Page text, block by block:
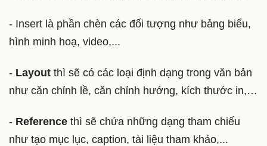
- Insert là phần chèn các đối tượng như bảng biểu,
hình minh hoạ, video,...
- Layout thì sẽ có các loại định dạng trong văn bản
như căn chỉnh lề, căn chỉnh hướng, kích thước in,…
- Reference thì sẽ chứa những dạng tham chiếu
như tạo mục lục, caption, tài liệu tham khảo,...